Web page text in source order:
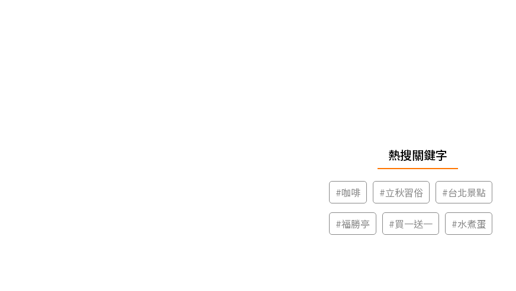
熱搜關鍵字
#咖啡 #立秋習俗 #台北景點
#福勝亭 #買一送一 #水煮蛋